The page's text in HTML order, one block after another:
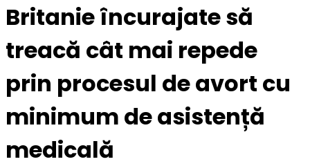
Britanie încurajate să
treacă cât mai repede
prin procesul de avort cu
minimum de asistență
medicală